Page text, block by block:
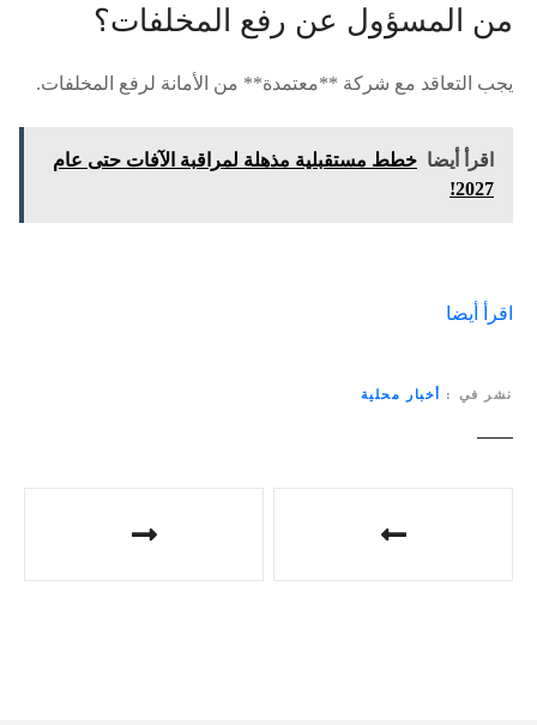
من المسؤول عن رفع المخلفات؟
يجب التعاقد مع شركة **معتمدة** من الأمانة لرفع المخلفات.
اقرأ أيضا خطط مستقبلية مذهلة لمراقبة الآفات حتى عام
2027!
اقرأ أيضا
نشر في أخبار محلية